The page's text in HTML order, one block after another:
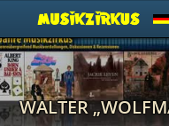
WALTER